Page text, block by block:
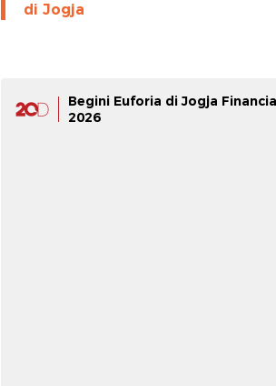
di Jogja
Begini Euforia di Jogja
2026